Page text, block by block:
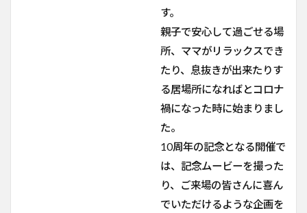
す。
親子で安心して過ごせる場
所、ママがリラックスでき
たり、息抜きが出来たりす
る居場所になればとコロナ
禍になった時に始まりまし
た。
10周年の記念となる開催で
は、記念ムービーを撮った
り、ご来場の皆さんに喜ん
でいただけるような企画を